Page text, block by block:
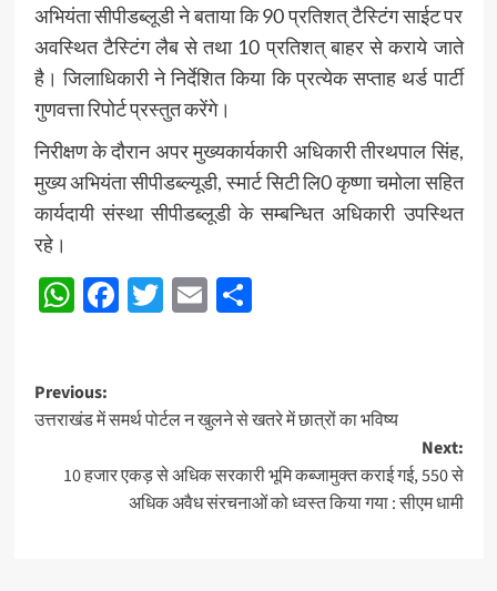
अभियंता सीपीडब्लूडी ने बताया कि 90 प्रतिशत् टैस्टिंग साईट पर
अवस्थित टैस्टिंग लैब से तथा 10 प्रतिशत् बाहर से कराये जाते
है। जिलाधिकारी ने निर्देशित किया कि प्रत्येक सप्ताह थर्ड पार्टी
गुणवत्ता रिपोर्ट प्रस्तुत करेंगे।
निरीक्षण के दौरान अपर मुख्यकार्यकारी अधिकारी तीरथपाल सिंह,
मुख्य अभियंता सीपीडब्ल्यूडी, स्मार्ट सिटी लि0 कृष्णा चमोला सहित
कार्यदायी संस्था सीपीडब्लूडी के सम्बन्धित अधिकारी उपस्थित
रहे।
WhatsApp
Facebook
Twitter
EmailShare
Post
navigation
Previous:
उत्तराखंड में समर्थ पोर्टल न खुलने से खतरे में छात्रों का भविष्य
Next:
10 हजार एकड़ से अधिक सरकारी भूमि कब्जामुक्त कराई गई, 550 से
अधिक अवैध संरचनाओं को ध्वस्त किया गया : सीएम धामी